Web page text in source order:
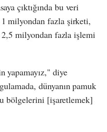
çıktığında bu veri
milyondan fazla şirketi,
milyondan fazla işlemi
yapamayız," diye
dünyanın pamuk
bölgelerini [işaretlemek]